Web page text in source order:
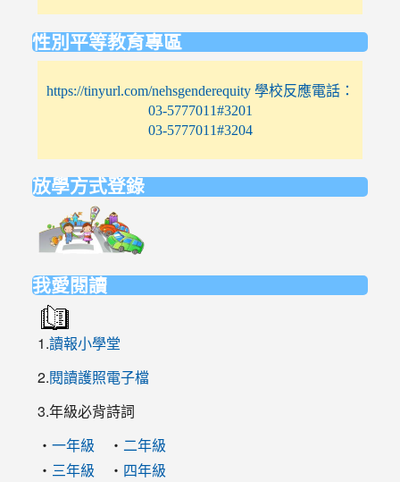
性別平等教育專區
https://tinyurl.com/nehsgenderequity 學校反應電話：
03-5777011#3201
03-5777011#3204
放學方式登錄
https://elem.nehs.hc.edu.tw/traffic/
我愛閱讀
1.讀報小學堂
2.閱讀護照電子檔
3.年級必背詩詞
‧ 一年級 ‧ 二年級
‧ 三年級 ‧ 四年級